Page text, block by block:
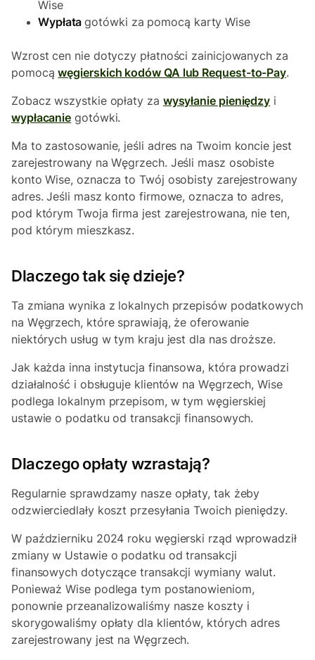
Wise
Wypłatagotówki za pomocą karty Wise
Wzrost cen nie dotyczy płatności zainicjowanych za
pomocąwęgierskich kodów QA lub Request-to-Pay.
Zobacz wszystkie opłaty za wysyłanie pieniędzy i
wypłacanie gotówki.
Ma to zastosowanie, jeśli adres na Twoim koncie jest
zarejestrowany na Węgrzech. Jeśli masz osobiste
konto Wise, oznacza to Twój osobisty zarejestrowany
adres. Jeśli masz konto firmowe, oznacza to adres,
pod którym Twoja firma jest zarejestrowana, nie ten,
pod którym mieszkasz.
Dlaczego tak się dzieje?
Ta zmiana wynika z lokalnych przepisów podatkowych
na Węgrzech, które sprawiają, że oferowanie
niektórych usług w tym kraju jest dla nas droższe.
Jak każda inna instytucja finansowa, która prowadzi
działalność i obsługuje klientów na Węgrzech, Wise
podlega lokalnym przepisom, w tym węgierskiej
ustawie o podatku od transakcji finansowych.
Dlaczego opłaty wzrastają?
Regularnie sprawdzamy nasze opłaty, tak żeby
odzwierciedlały koszt przesyłania Twoich pieniędzy.
W październiku 2024 roku węgierski rząd wprowadził
zmiany w Ustawie o podatku od transakcji
finansowych dotyczące transakcji wymiany walut.
Ponieważ Wise podlega tym postanowieniom,
ponownie przeanalizowaliśmy nasze koszty i
skorygowaliśmy opłaty dla klientów, których adres
zarejestrowany jest na Węgrzech.